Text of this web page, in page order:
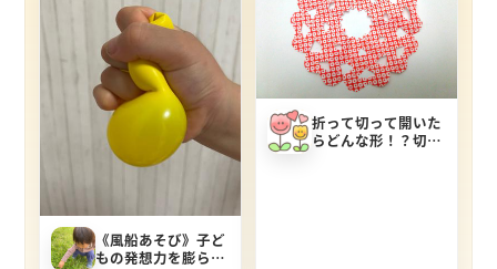
《風船あそび》子ど
もの発想力を膨らま
折って切って開いた
らどんな形！？切り